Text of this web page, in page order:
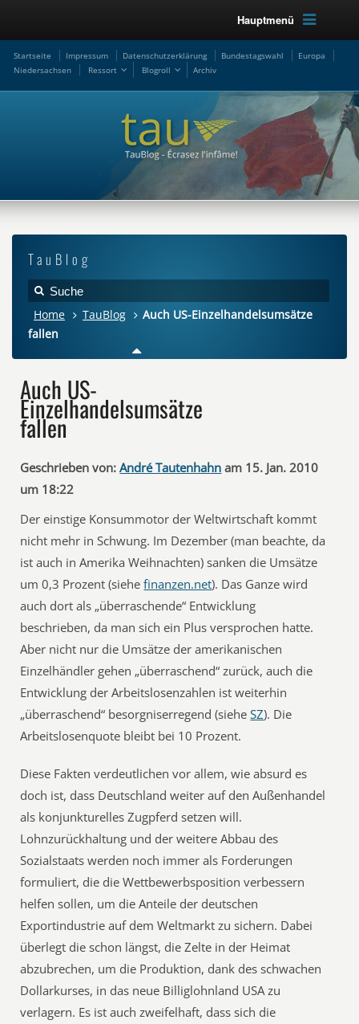
Hauptmenü
Startseite Impressum Datenschutzerklärung Bundestagswahl
Europa
Niedersachsen
Ressort Blogroll Archiv
TauBlog
Home TauBlog
Auch US-Einzelhandelsumsätze
fallen
Auch US-
Einzelhandelsumsätze
fallen
Geschrieben von: André Tautenhahn am 15. Jan. 2010
um 18:22
Der einstige Konsummotor der Weltwirtschaft kommt
nicht mehr in Schwung. Im Dezember (man beachte, da
ist auch in Amerika Weihnachten) sanken die Umsätze
um 0,3 Prozent (siehefinanzen.net). Das Ganze wird
auch dort als „überraschende“ Entwicklung
beschrieben, da man sich ein Plus versprochen hatte.
Aber nicht nur die Umsätze der amerikanischen
Einzelhändler gehen „überraschend“ zurück, auch die
Entwicklung der Arbeitslosenzahlen ist weiterhin
„überraschend“ besorgniserregend (sieheSZ). Die
Arbeitslosenquote bleibt bei 10 Prozent.
Diese Fakten verdeutlichen vor allem, wie absurd es
doch ist, dass Deutschland weiter auf den Außenhandel
als konjunkturelles Zugpferd setzen will.
Lohnzurückhaltung und der weitere Abbau des
Sozialstaats werden noch immer als Forderungen
formuliert, die die Wettbewerbsposition verbessern
helfen sollen, um die Anteile der deutschen
Exportindustrie auf dem Weltmarkt zu sichern. Dabei
überlegt die schon längst, die Zelte in der Heimat
abzubrechen, um die Produktion, dank des schwachen
Dollarkurses, in das neue Billiglohnland USA zu
verlagern. Es ist auch zweifelhaft, dass sich die